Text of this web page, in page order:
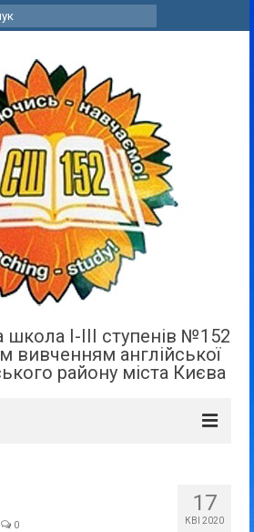
школа І-ІІІ ступенів №152
вивченням англійської
району міста Києва
17
КВІ 2020
0